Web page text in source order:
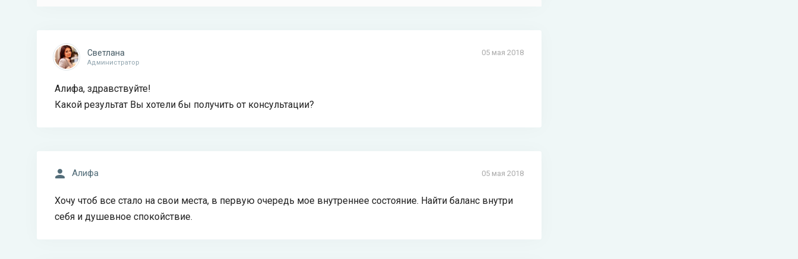
05 мая 2018
Светлана
Администратор
Алифа, здравствуйте!
Какой результат Вы хотели бы получить от консультации?
05 мая 2018
Алифа
Хочу чтоб все стало на свои места, в первую очередь мое внутреннее состояние. Найти баланс внутри
себя и душевное спокойствие.